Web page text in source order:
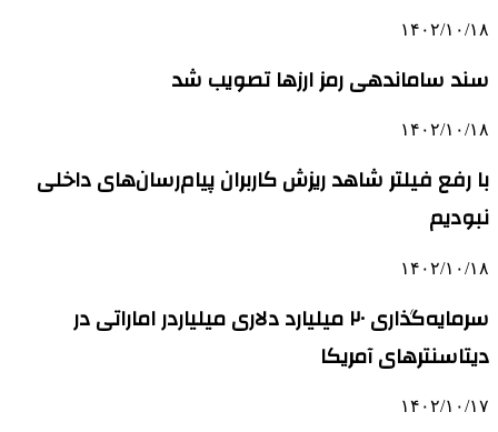
۱۴۰۲/۱۰/۱۸
سند ساماندهی رمز ارزها تصویب شد
۱۴۰۲/۱۰/۱۸
با رفع فیلتر شاهد ریزش کاربران پیام‌رسان‌های داخلی
نبودیم
۱۴۰۲/۱۰/۱۸
سرمایه‌گذاری ۲۰ میلیارد دلاری میلیاردر اماراتی در
دیتاسنترهای آمریکا
۱۴۰۲/۱۰/۱۷